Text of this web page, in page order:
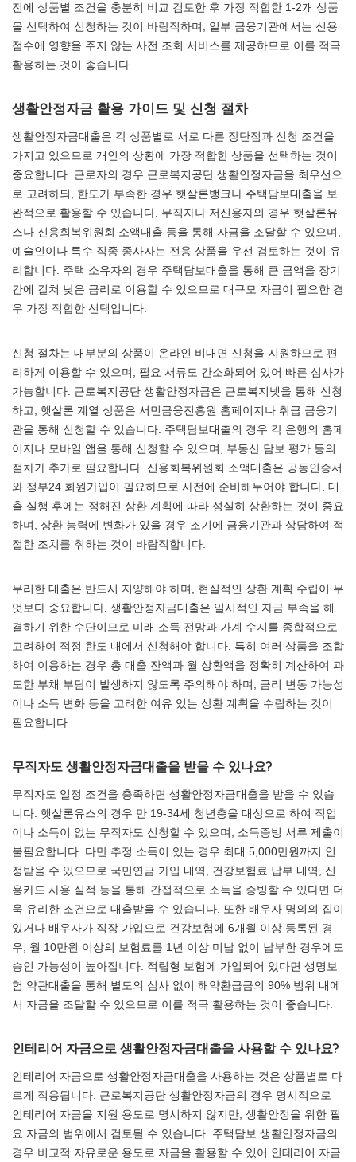
전에 상품별 조건을 충분히 비교 검토한 후 가장 적합한 1-2개 상품
을 선택하여 신청하는 것이 바람직하며, 일부 금융기관에서는 신용
점수에 영향을 주지 않는 사전 조회 서비스를 제공하므로 이를 적극
활용하는 것이 좋습니다.
생활안정자금 활용 가이드 및 신청 절차
생활안정자금대출은 각 상품별로 서로 다른 장단점과 신청 조건을
가지고 있으므로 개인의 상황에 가장 적합한 상품을 선택하는 것이
중요합니다. 근로자의 경우 근로복지공단 생활안정자금을 최우선으
로 고려하되, 한도가 부족한 경우 햇살론뱅크나 주택담보대출을 보
완적으로 활용할 수 있습니다. 무직자나 저신용자의 경우 햇살론유
스나 신용회복위원회 소액대출 등을 통해 자금을 조달할 수 있으며,
예술인이나 특수 직종 종사자는 전용 상품을 우선 검토하는 것이 유
리합니다. 주택 소유자의 경우 주택담보대출을 통해 큰 금액을 장기
간에 걸쳐 낮은 금리로 이용할 수 있으므로 대규모 자금이 필요한 경
우 가장 적합한 선택입니다.
신청 절차는 대부분의 상품이 온라인 비대면 신청을 지원하므로 편
리하게 이용할 수 있으며, 필요 서류도 간소화되어 있어 빠른 심사가
가능합니다. 근로복지공단 생활안정자금은 근로복지넷을 통해 신청
하고, 햇살론 계열 상품은 서민금융진흥원 홈페이지나 취급 금융기
관을 통해 신청할 수 있습니다. 주택담보대출의 경우 각 은행의 홈페
이지나 모바일 앱을 통해 신청할 수 있으며, 부동산 담보 평가 등의
절차가 추가로 필요합니다. 신용회복위원회 소액대출은 공동인증서
와 정부24 회원가입이 필요하므로 사전에 준비해두어야 합니다. 대
출 실행 후에는 정해진 상환 계획에 따라 성실히 상환하는 것이 중요
하며, 상환 능력에 변화가 있을 경우 조기에 금융기관과 상담하여 적
절한 조치를 취하는 것이 바람직합니다.
무리한 대출은 반드시 지양해야 하며, 현실적인 상환 계획 수립이 무
엇보다 중요합니다. 생활안정자금대출은 일시적인 자금 부족을 해
결하기 위한 수단이므로 미래 소득 전망과 가계 수지를 종합적으로
고려하여 적정 한도 내에서 신청해야 합니다. 특히 여러 상품을 조합
하여 이용하는 경우 총 대출 잔액과 월 상환액을 정확히 계산하여 과
도한 부채 부담이 발생하지 않도록 주의해야 하며, 금리 변동 가능성
이나 소득 변화 등을 고려한 여유 있는 상환 계획을 수립하는 것이
필요합니다.
무직자도 생활안정자금대출을 받을 수 있나요?
무직자도 일정 조건을 충족하면 생활안정자금대출을 받을 수 있습
니다. 햇살론유스의 경우 만 19-34세 청년층을 대상으로 하여 직업
이나 소득이 없는 무직자도 신청할 수 있으며, 소득증빙 서류 제출이
불필요합니다. 다만 추정 소득이 있는 경우 최대 5,000만원까지 인
정받을 수 있으므로 국민연금 가입 내역, 건강보험료 납부 내역, 신
용카드 사용 실적 등을 통해 간접적으로 소득을 증빙할 수 있다면 더
욱 유리한 조건으로 대출받을 수 있습니다. 또한 배우자 명의의 집이
있거나 배우자가 직장 가입으로 건강보험에 6개월 이상 등록된 경
우, 월 10만원 이상의 보험료를 1년 이상 미납 없이 납부한 경우에도
승인 가능성이 높아집니다. 적립형 보험에 가입되어 있다면 생명보
험 약관대출을 통해 별도의 심사 없이 해약환급금의 90% 범위 내에
서 자금을 조달할 수 있으므로 이를 적극 활용하는 것이 좋습니다.
인테리어 자금으로 생활안정자금대출을 사용할 수 있나요?
인테리어 자금으로 생활안정자금대출을 사용하는 것은 상품별로 다
르게 적용됩니다. 근로복지공단 생활안정자금의 경우 명시적으로
인테리어 자금을 지원 용도로 명시하지 않지만, 생활안정을 위한 필
요 자금의 범위에서 검토될 수 있습니다. 주택담보 생활안정자금의
경우 비교적 자유로운 용도로 자금을 활용할 수 있어 인테리어 자금